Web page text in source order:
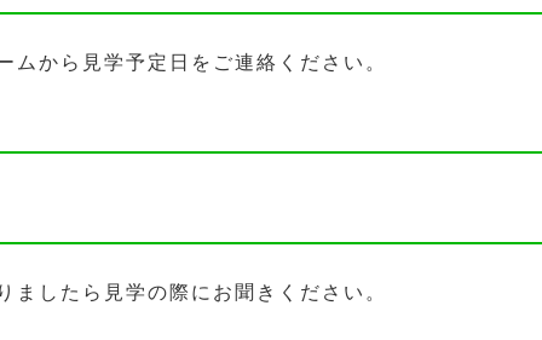
から見学予定日をご連絡ください。
したら見学の際にお聞きください。